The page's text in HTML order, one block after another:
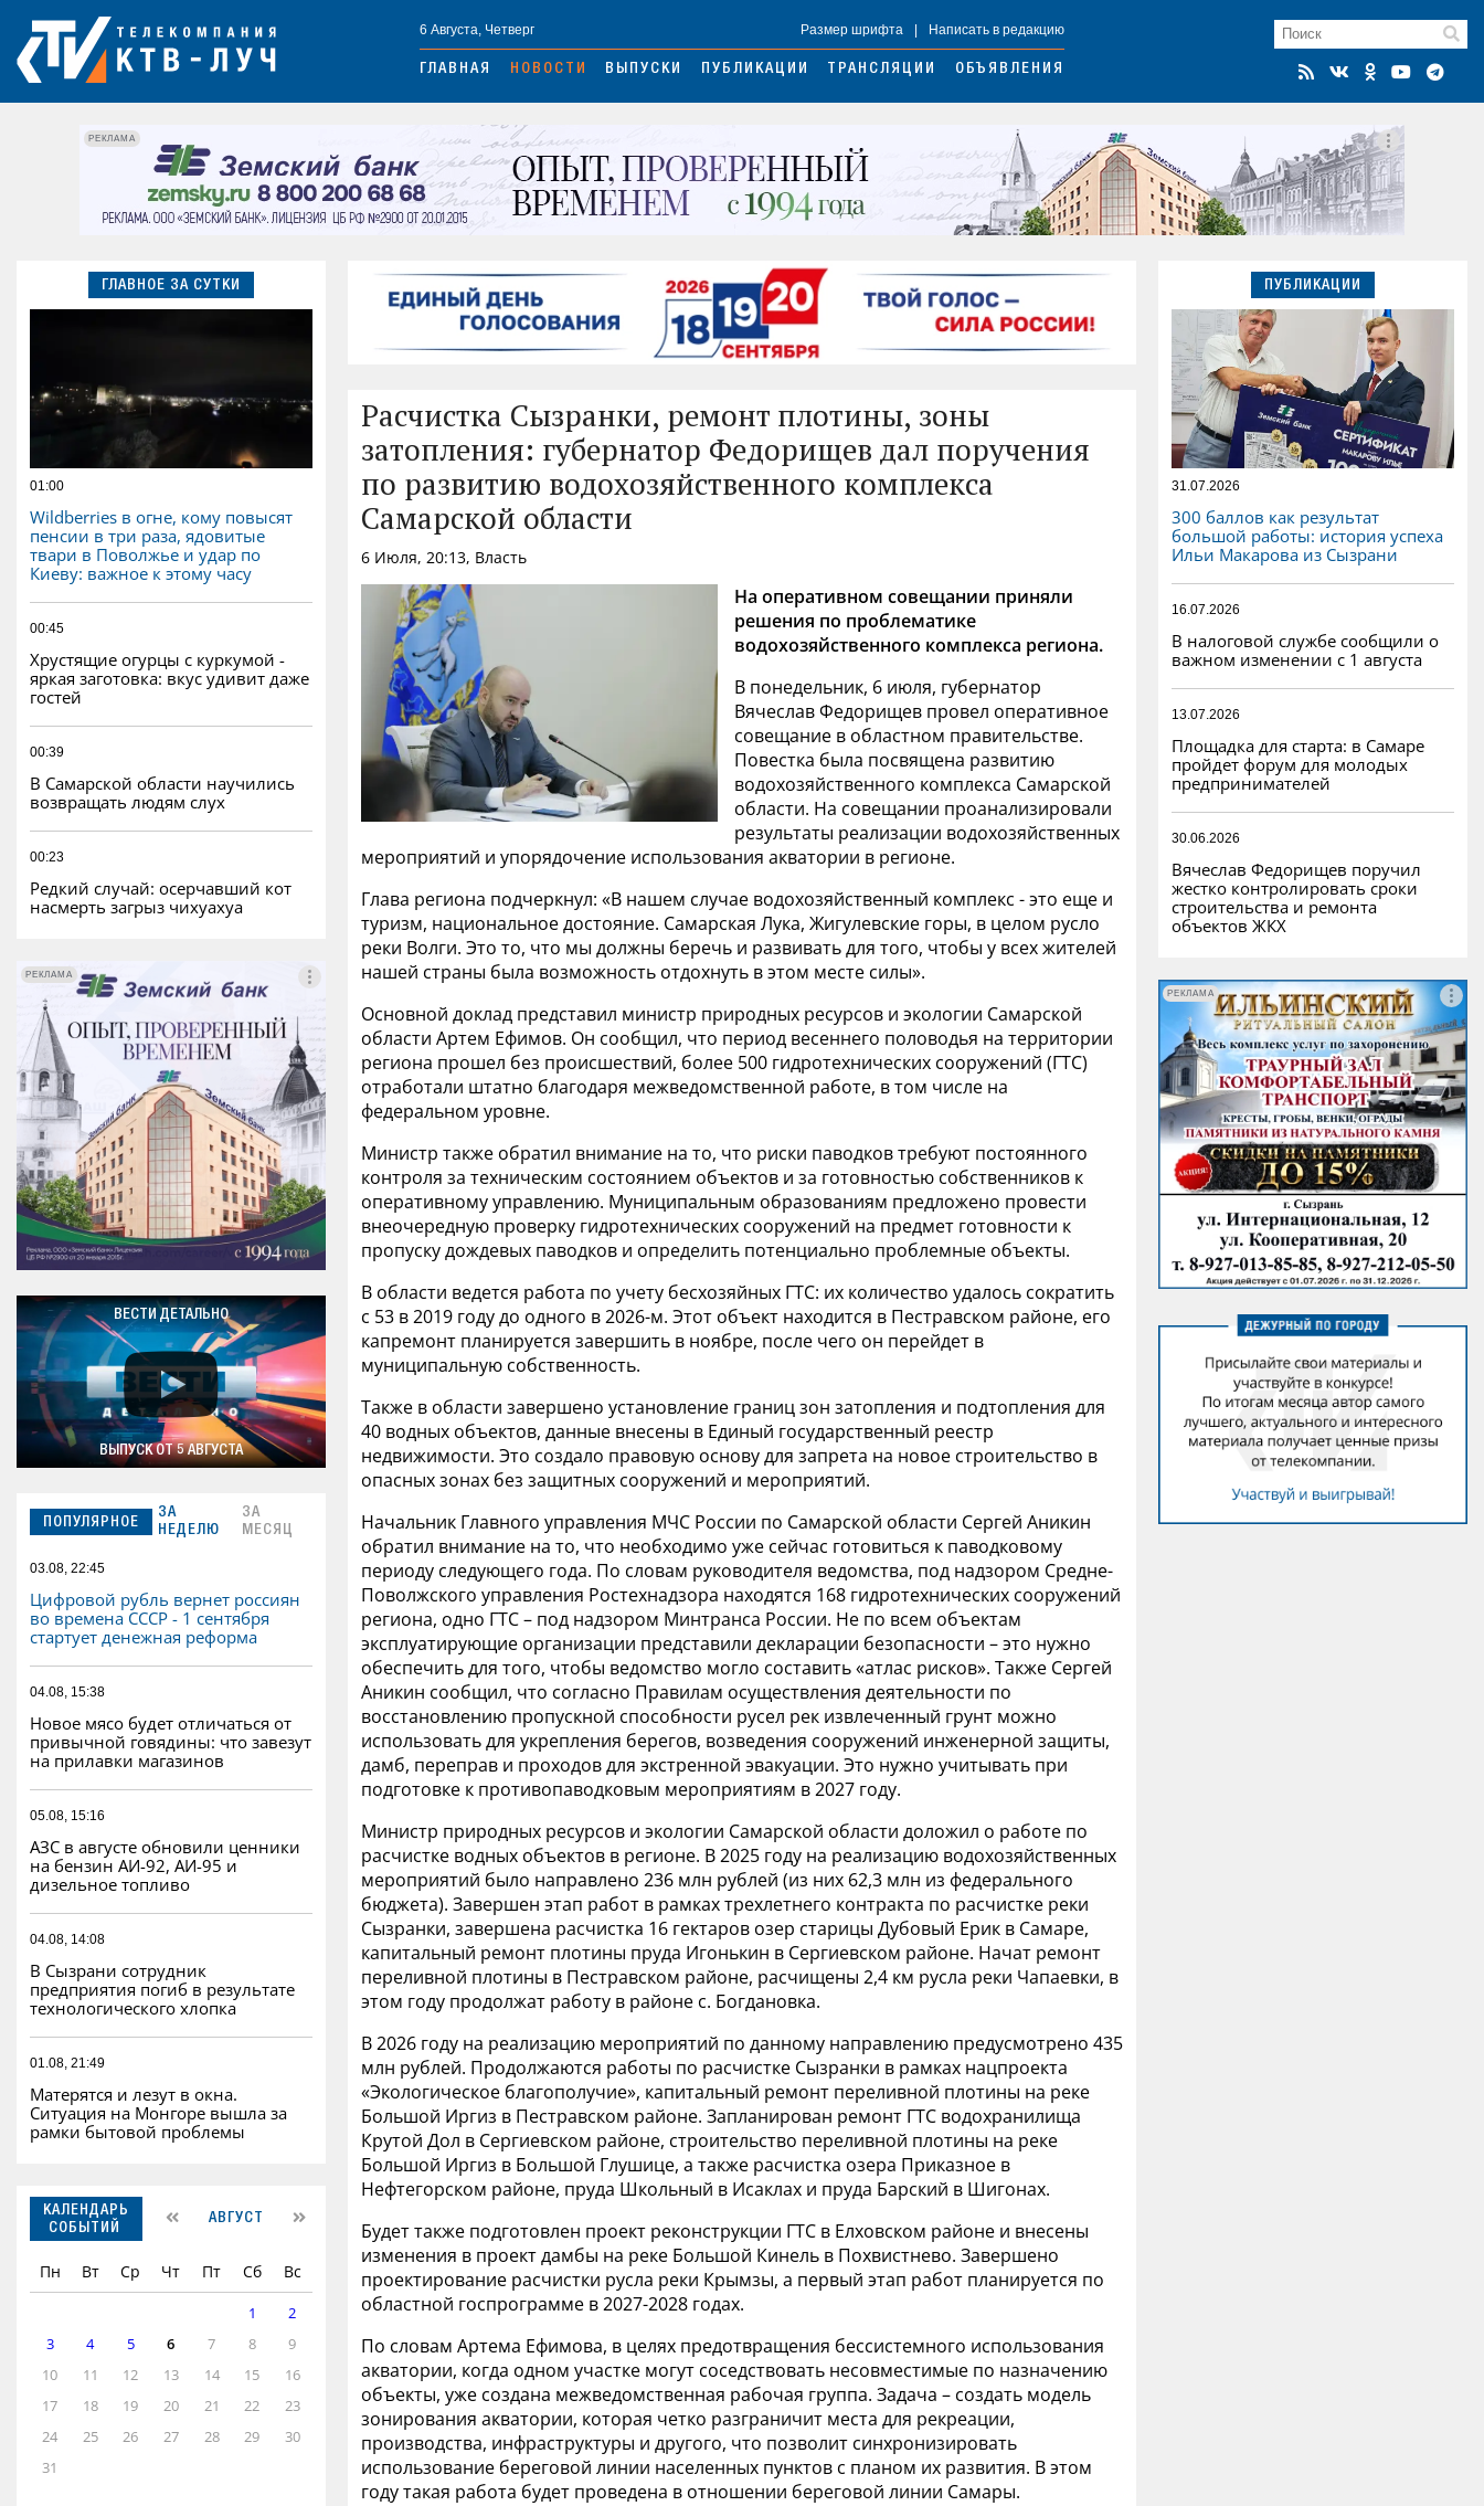
6 Августа, Четверг Размер шрифта Написать в редакцию
ГЛАВНАЯ НОВОСТИ ВЫПУСКИ ПУБЛИКАЦИИ ТРАНСЛЯЦИИ ОБЪЯВЛЕНИЯ
РЕКЛАМА
ГЛАВНОЕ ЗА СУТКИ
01:00
Wildberries в огне, кому повысят
пенсии в три раза, ядовитые
твари в Поволжье и удар по
Киеву: важное к этому часу
00:45
Хрустящие огурцы с куркумой -
яркая заготовка: вкус удивит даже
гостей
00:39
В Самарской области научились
возвращать людям слух
00:23
Редкий случай: осерчавший кот
насмерть загрыз чихуахуа
РЕКЛАМА
РЕКЛАМА
ВЕСТИ ДЕТАЛЬНО
ВЫПУСК ОТ 5 АВГУСТА
ПОПУЛЯРНОЕ
ЗА
НЕДЕЛЮ
ЗА
МЕСЯЦ
03.08, 22:45
Цифровой рубль вернет россиян
во времена СССР - 1 сентября
стартует денежная реформа
04.08, 15:38
Новое мясо будет отличаться от
привычной говядины: что завезут
на прилавки магазинов
05.08, 15:16
АЗС в августе обновили ценники
на бензин АИ-92, АИ-95 и
дизельное топливо
04.08, 14:08
В Сызрани сотрудник
предприятия погиб в результате
технологического хлопка
01.08, 21:49
Матерятся и лезут в окна.
Ситуация на Монгоре вышла за
рамки бытовой проблемы
КАЛЕНДАРЬ
СОБЫТИЙ
АВГУСТ
Пн Вт Ср Чт Пт Сб Вс
1
2
3
4 5 6 7 8
9
10
11 12 13 14 15
16
17
18 19 20 21 22
23
24
25 26 27 28 29
30
31
Расчистка Сызранки, ремонт плотины, зоны
затопления: губернатор Федорищев дал поручения
по развитию водохозяйственного комплекса
Самарской области
6 Июля, 20:13, Власть
На оперативном совещании приняли
решения по проблематике
водохозяйственного комплекса региона.
В понедельник, 6 июля, губернатор
Вячеслав Федорищев провел оперативное
совещание в областном правительстве.
Повестка была посвящена развитию
водохозяйственного комплекса Самарской
области. На совещании проанализировали
результаты реализации водохозяйственных
мероприятий и упорядочение использования акватории в регионе.
Глава региона подчеркнул: «В нашем случае водохозяйственный комплекс - это еще и
туризм, национальное достояние. Самарская Лука, Жигулевские горы, в целом русло
реки Волги. Это то, что мы должны беречь и развивать для того, чтобы у всех жителей
нашей страны была возможность отдохнуть в этом месте силы».
Основной доклад представил министр природных ресурсов и экологии Самарской
области Артем Ефимов. Он сообщил, что период весеннего половодья на территории
региона прошел без происшествий, более 500 гидротехнических сооружений (ГТС)
отработали штатно благодаря межведомственной работе, в том числе на
федеральном уровне.
Министр также обратил внимание на то, что риски паводков требуют постоянного
контроля за техническим состоянием объектов и за готовностью собственников к
оперативному управлению. Муниципальным образованиям предложено провести
внеочередную проверку гидротехнических сооружений на предмет готовности к
пропуску дождевых паводков и определить потенциально проблемные объекты.
В области ведется работа по учету бесхозяйных ГТС: их количество удалось сократить
с 53 в 2019 году до одного в 2026-м. Этот объект находится в Пестравском районе, его
капремонт планируется завершить в ноябре, после чего он перейдет в
муниципальную собственность.
Также в области завершено установление границ зон затопления и подтопления для
40 водных объектов, данные внесены в Единый государственный реестр
недвижимости. Это создало правовую основу для запрета на новое строительство в
опасных зонах без защитных сооружений и мероприятий.
Начальник Главного управления МЧС России по Самарской области Сергей Аникин
обратил внимание на то, что необходимо уже сейчас готовиться к паводковому
периоду следующего года. По словам руководителя ведомства, под надзором Средне-
Поволжского управления Ростехнадзора находятся 168 гидротехнических сооружений
региона, одно ГТС – под надзором Минтранса России. Не по всем объектам
эксплуатирующие организации представили декларации безопасности – это нужно
обеспечить для того, чтобы ведомство могло составить «атлас рисков». Также Сергей
Аникин сообщил, что согласно Правилам осуществления деятельности по
восстановлению пропускной способности русел рек извлеченный грунт можно
использовать для укрепления берегов, возведения сооружений инженерной защиты,
дамб, переправ и проходов для экстренной эвакуации. Это нужно учитывать при
подготовке к противопаводковым мероприятиям в 2027 году.
Министр природных ресурсов и экологии Самарской области доложил о работе по
расчистке водных объектов в регионе. В 2025 году на реализацию водохозяйственных
мероприятий было направлено 236 млн рублей (из них 62,3 млн из федерального
бюджета). Завершен этап работ в рамках трехлетнего контракта по расчистке реки
Сызранки, завершена расчистка 16 гектаров озер старицы Дубовый Ерик в Самаре,
капитальный ремонт плотины пруда Игонькин в Сергиевском районе. Начат ремонт
переливной плотины в Пестравском районе, расчищены 2,4 км русла реки Чапаевки, в
этом году продолжат работу в районе с. Богдановка.
В 2026 году на реализацию мероприятий по данному направлению предусмотрено 435
млн рублей. Продолжаются работы по расчистке Сызранки в рамках нацпроекта
«Экологическое благополучие», капитальный ремонт переливной плотины на реке
Большой Иргиз в Пестравском районе. Запланирован ремонт ГТС водохранилища
Крутой Дол в Сергиевском районе, строительство переливной плотины на реке
Большой Иргиз в Большой Глушице, а также расчистка озера Приказное в
Нефтегорском районе, пруда Школьный в Исаклах и пруда Барский в Шигонах.
Будет также подготовлен проект реконструкции ГТС в Елховском районе и внесены
изменения в проект дамбы на реке Большой Кинель в Похвистнево. Завершено
проектирование расчистки русла реки Крымзы, а первый этап работ планируется по
областной госпрограмме в 2027-2028 годах.
По словам Артема Ефимова, в целях предотвращения бессистемного использования
акватории, когда одном участке могут соседствовать несовместимые по назначению
объекты, уже создана межведомственная рабочая группа. Задача – создать модель
зонирования акватории, которая четко разграничит места для рекреации,
производства, инфраструктуры и другого, что позволит синхронизировать
использование береговой линии населенных пунктов с планом их развития. В этом
году такая работа будет проведена в отношении береговой линии Самары.
ПУБЛИКАЦИИ
31.07.2026
300 баллов как результат
большой работы: история успеха
Ильи Макарова из Сызрани
16.07.2026
В налоговой службе сообщили о
важном изменении с 1 августа
13.07.2026
Площадка для старта: в Самаре
пройдет форум для молодых
предпринимателей
30.06.2026
Вячеслав Федорищев поручил
жестко контролировать сроки
строительства и ремонта
объектов ЖКХ
РЕКЛАМА